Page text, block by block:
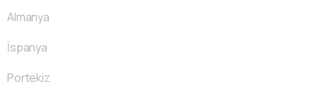
Almanya
İspanya
Portekiz